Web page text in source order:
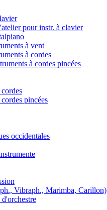
pour instr. à clavier
à vent
à cordes
à cordes pincées
pincées
occidentales
Vibraph., Marimba, Carillon)